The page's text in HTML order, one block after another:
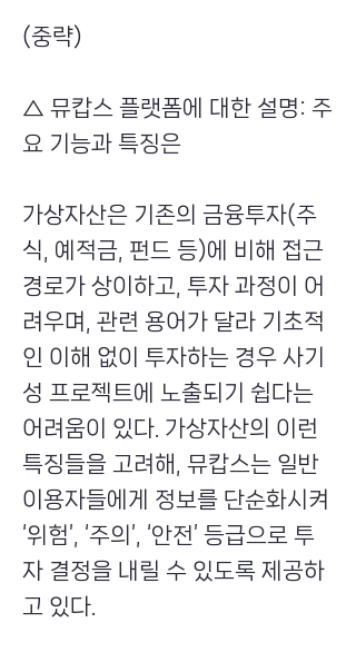
(중략)
△ 뮤캅스 플랫폼에 대한 설명: 주
요 기능과 특징은
가상자산은 기존의 금융투자(주
식, 예적금, 펀드 등)에 비해 접근
경로가 상이하고, 투자 과정이 어
려우며, 관련 용어가 달라 기초적
인 이해 없이 투자하는 경우 사기
성 프로젝트에 노출되기 쉽다는
어려움이 있다. 가상자산의 이런
특징들을 고려해, 뮤캅스는 일반
이용자들에게 정보를 단순화시켜
‘위험’, ‘주의’, ‘안전’ 등급으로 투
자 결정을 내릴 수 있도록 제공하
고 있다.